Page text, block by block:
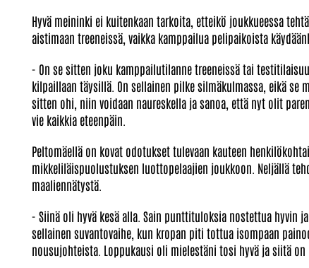
Hyvä meininki ei kuitenkaan tarkoita, etteikö joukkueessa
aistimaan treeneissä, vaikka kamppailua pelipaikoista
- On se sitten joku kamppailutilanne treeneissä tai
kilpaillaan täysillä. On sellainen pilke silmäkulmassa, eikä se
sitten ohi, niin voidaan naureskella ja sanoa, että nyt olit
vie kaikkia eteenpäin.
Peltomäellä on kovat odotukset tulevaan kauteen
mikkeliläispuolustuksen luottopelaajien joukkoon. Neljällä
maaliennätystä.
- Siinä oli hyvä kesä alla. Sain punttituloksia nostettua hyvin
sellainen suvantovaihe, kun kropan piti tottua isompaan
nousujohteista. Loppukausi oli mielestäni tosi hyvä ja siitä on